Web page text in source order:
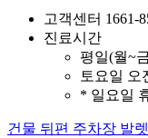
고객센터 1661-
진료시간
평일(월~
토요일 오
* 일요일
건물 뒤편 주차장 발